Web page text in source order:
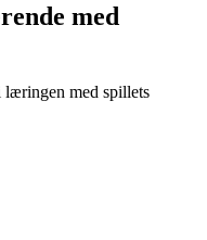
med
læringen med spillets